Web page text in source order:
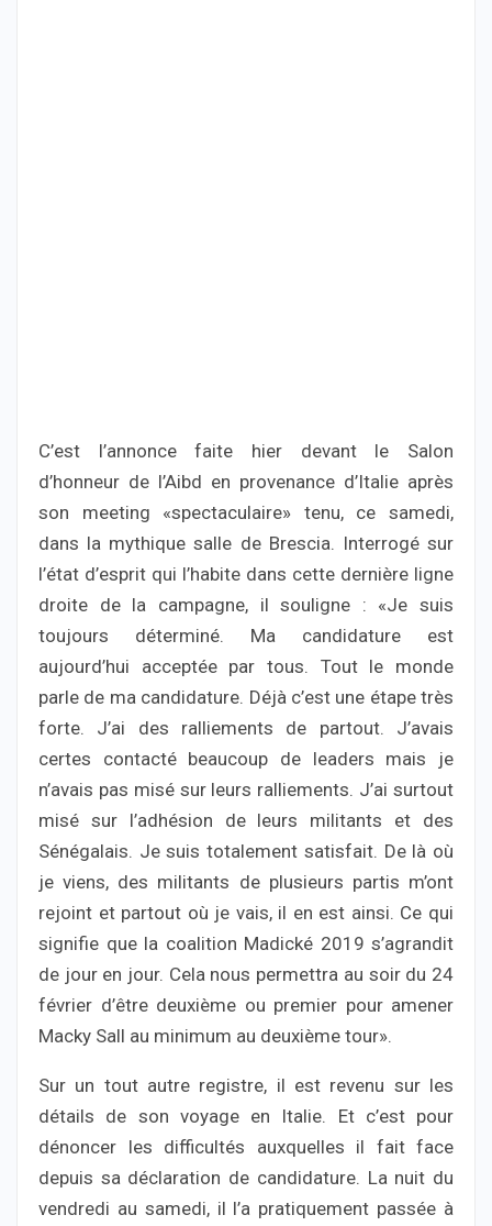
C’est l’annonce faite hier devant le Salon
d’honneur de l’Aibd en provenance d’Italie après
son meeting «spectaculaire» tenu, ce samedi,
dans la mythique salle de Brescia. Interrogé sur
l’état d’esprit qui l’habite dans cette dernière ligne
droite de la campagne, il souligne : «Je suis
toujours déterminé. Ma candidature est
aujourd’hui acceptée par tous. Tout le monde
parle de ma candidature. Déjà c’est une étape très
forte. J’ai des ralliements de partout. J’avais
certes contacté beaucoup de leaders mais je
n’avais pas misé sur leurs ralliements. J’ai surtout
misé sur l’adhésion de leurs militants et des
Sénégalais. Je suis totalement satisfait. De là où
je viens, des militants de plusieurs partis m’ont
rejoint et partout où je vais, il en est ainsi. Ce qui
signifie que la coalition Madické 2019 s’agrandit
de jour en jour. Cela nous permettra au soir du 24
février d’être deuxième ou premier pour amener
Macky Sall au minimum au deuxième tour».
Sur un tout autre registre, il est revenu sur les
détails de son voyage en Italie. Et c’est pour
dénoncer les difficultés auxquelles il fait face
depuis sa déclaration de candidature. La nuit du
vendredi au samedi, il l’a pratiquement passée à